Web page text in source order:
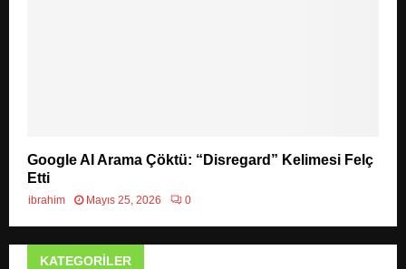
Google AI Arama Çöktü: “Disregard” Kelimesi Felç
Etti
ibrahim Mayıs 25, 2026 0
KATEGORILER